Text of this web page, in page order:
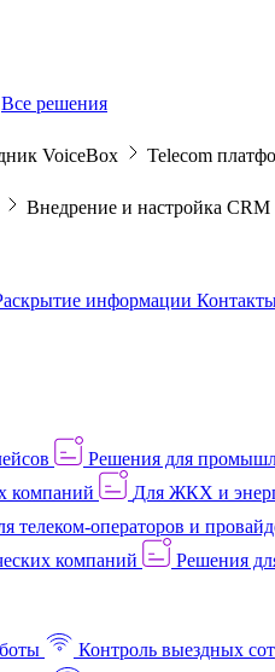
Все решения
VoiceBox Telecom
Внедрение и настройка CRM
информации
Решения для
компаний Для ЖКХ и
телеком-операторов и
компаний Решения
Контроль выездных